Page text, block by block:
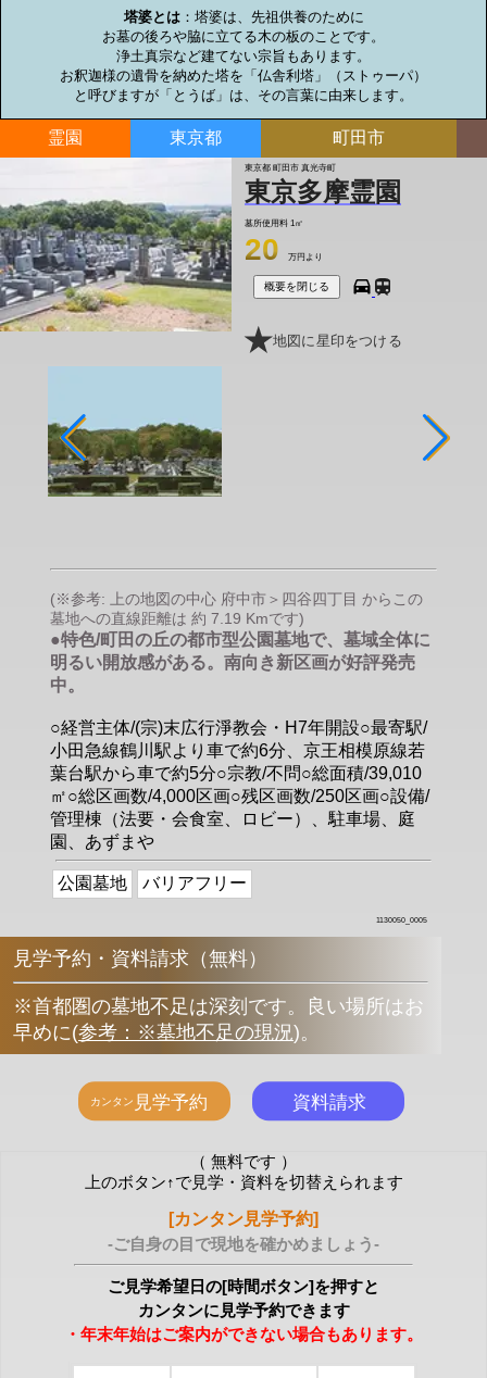
塔婆とは：塔婆は、先祖供養のために
お墓の後ろや脇に立てる木の板のことです。
浄土真宗など建てない宗旨もあります。
お釈迦様の遺骨を納めた塔を「仏舎利塔」（ストゥーパ）
と呼びますが「とうば」は、その言葉に由来します。
霊園 東京都 町田市
東京都 町田市 真光寺町
東京多摩霊園
墓所使用料 1㎡
20 万円より
概要を閉じる
地図に星印をつける
(※参考: 上の地図の中心 府中市＞四谷四丁目 からこの
墓地への直線距離は 約 7.19 Kmです)
●特色/町田の丘の都市型公園墓地で、墓域全体に
明るい開放感がある。南向き新区画が好評発売
中。
○経営主体/(宗)末広行淨教会・H7年開設○最寄駅/
小田急線鶴川駅より車で約6分、京王相模原線若
葉台駅から車で約5分○宗教/不問○総面積/39,010
㎡○総区画数/4,000区画○残区画数/250区画○設備/
管理棟（法要・会食室、ロビー）、駐車場、庭
園、あずまや
公園墓地 バリアフリー
1130050_0005
見学予約・資料請求（無料）
※首都圏の墓地不足は深刻です。良い場所はお
早めに(参考：※墓地不足の現況)。
（ 無料です ）
上のボタン↑で見学・資料を切替えられます
[カンタン見学予約]
-ご自身の目で現地を確かめましょう-
ご見学希望日の[時間ボタン]を押すと
カンタンに見学予約できます
・年末年始はご案内ができない場合もあります。